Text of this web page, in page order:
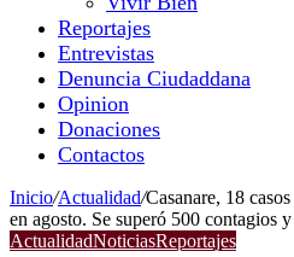
Reportajes
Entrevistas
Denuncia Ciudaddana
Opinion
Donaciones
Contactos
Inicio/Actualidad/Casanare, 18
en agosto. Se superó 500 contagios
ActualidadNoticiasReportajes